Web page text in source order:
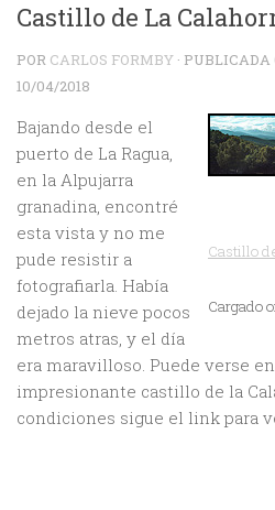
Castillo de La
POR CARLOS FORMBY · PUBLICADA
10/04/2018
Castillo
Cargado
Bajando desde el
puerto de La Ragua,
en la Alpujarra
granadina, encontré
esta vista y no me
pude resistir a
fotografiarla. Había
dejado la nieve pocos
metros atras, y el día
era maravilloso. Puede verse
impresionante castillo de la
condiciones sigue el link para